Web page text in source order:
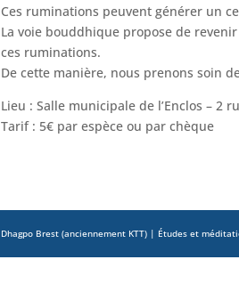
Ces ruminations peuvent générer un
La voie bouddhique propose de
ces ruminations.
De cette manière, nous prenons soin
Lieu : Salle municipale de l’Enclos – 2
Tarif : 5€ par espèce ou par chèque
Dhagpo Brest (anciennement KTT) | Études et